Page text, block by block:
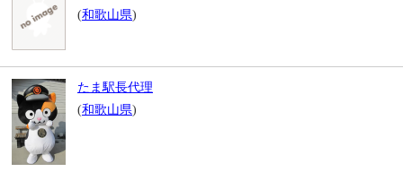
(和歌山県)
たま駅長代理
(和歌山県)